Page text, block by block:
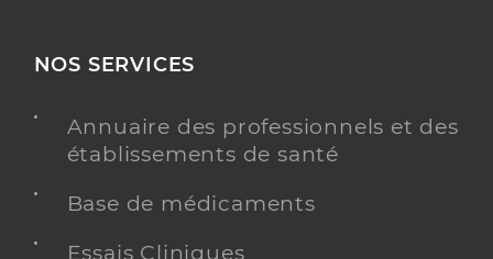
NOS SERVICES
Annuaire des professionnels et des
établissements de santé
Base de médicaments
Essais Cliniques